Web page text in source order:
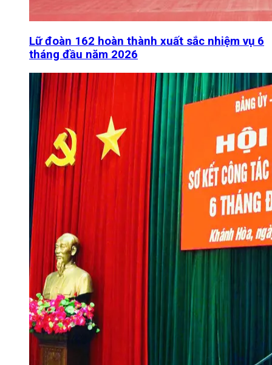
Lữ đoàn 162 hoàn thành xuất sắc nhiệm vụ 6
tháng đầu năm 2026